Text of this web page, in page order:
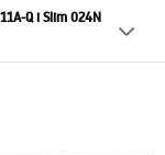
Q i Slim 024N